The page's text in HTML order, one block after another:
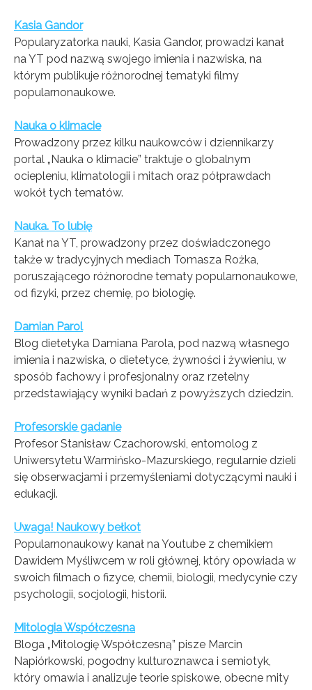
Kasia Gandor
Popularyzatorka nauki, Kasia Gandor, prowadzi kanał
na YT pod nazwą swojego imienia i nazwiska, na
którym publikuje różnorodnej tematyki filmy
popularnonaukowe.
Nauka o klimacie
Prowadzony przez kilku naukowców i dziennikarzy
portal „Nauka o klimacie” traktuje o globalnym
ociepleniu, klimatologii i mitach oraz półprawdach
wokół tych tematów.
Nauka. To lubię
Kanał na YT, prowadzony przez doświadczonego
także w tradycyjnych mediach Tomasza Rożka,
poruszającego różnorodne tematy popularnonaukowe,
od fizyki, przez chemię, po biologię.
Damian Parol
Blog dietetyka Damiana Parola, pod nazwą własnego
imienia i nazwiska, o dietetyce, żywności i żywieniu, w
sposób fachowy i profesjonalny oraz rzetelny
przedstawiający wyniki badań z powyższych dziedzin.
Profesorskie gadanie
Profesor Stanisław Czachorowski, entomolog z
Uniwersytetu Warmińsko-Mazurskiego, regularnie dzieli
się obserwacjami i przemyśleniami dotyczącymi nauki i
edukacji.
Uwaga! Naukowy bełkot
Popularnonaukowy kanał na Youtube z chemikiem
Dawidem Myśliwcem w roli głównej, który opowiada w
swoich filmach o fizyce, chemii, biologii, medycynie czy
psychologii, socjologii, historii.
Mitologia Współczesna
Bloga „Mitologię Współczesną” pisze Marcin
Napiórkowski, pogodny kulturoznawca i semiotyk,
który omawia i analizuje teorie spiskowe, obecne mity